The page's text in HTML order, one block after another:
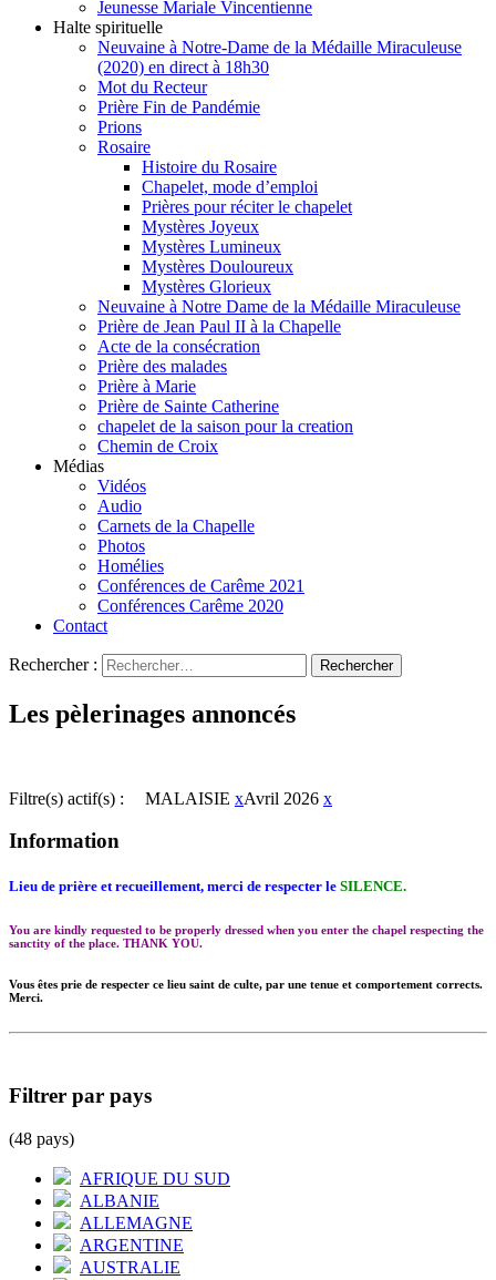
Jeunesse Mariale Vincentienne
Halte spirituelle
Neuvaine à Notre-Dame de la Médaille Miraculeuse
(2020) en direct à 18h30
Mot du Recteur
Prière Fin de Pandémie
Prions
Rosaire
Histoire du Rosaire
Chapelet, mode d’emploi
Prières pour réciter le chapelet
Mystères Joyeux
Mystères Lumineux
Mystères Douloureux
Mystères Glorieux
Neuvaine à Notre Dame de la Médaille Miraculeuse
Prière de Jean Paul II à la Chapelle
Acte de la consécration
Prière des malades
Prière à Marie
Prière de Sainte Catherine
chapelet de la saison pour la creation
Chemin de Croix
Médias
Vidéos
Audio
Carnets de la Chapelle
Photos
Homélies
Conférences de Carême 2021
Conférences Carême 2020
Contact
Rechercher :
Les pèlerinages annoncés
Filtre(s) actif(s) : MALAISIE xAvril 2026 x
Information
Lieu de prière et recueillement, merci de respecter le SILENCE.
You are kindly requested to be properly dressed when you enter the chapel respecting the
sanctity of the place. THANK YOU.
Vous êtes prie de respecter ce lieu saint de culte, par une tenue et comportement corrects.
Merci.
Filtrer par pays
(48 pays)
AFRIQUE DU SUD
ALBANIE
ALLEMAGNE
ARGENTINE
AUSTRALIE